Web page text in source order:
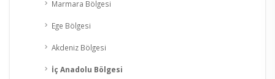
Marmara Bölgesi
Ege Bölgesi
Akdeniz Bölgesi
İç Anadolu Bölgesi